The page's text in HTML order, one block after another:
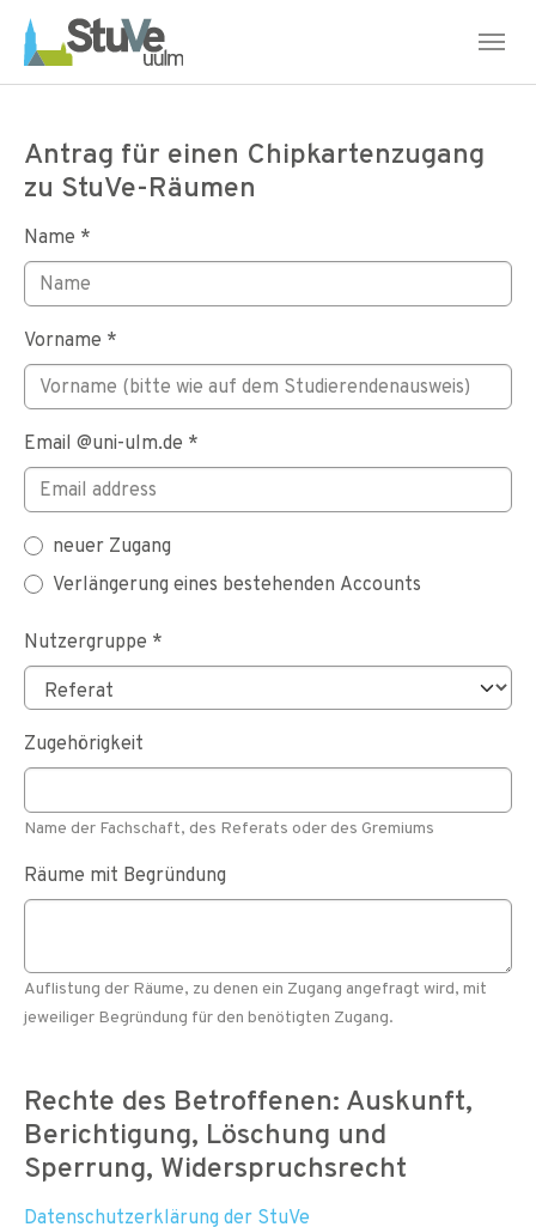
Skip to main navigation
Skip to main content
Skip to page footer
Antrag für einen Chipkartenzugang
zu StuVe-Räumen
Name *
Vorname *
Email @uni-ulm.de *
Zugangsart*
neuer Zugang
Verlängerung eines bestehenden Accounts
Nutzergruppe *
Zugehörigkeit
Name der Fachschaft, des Referats oder des Gremiums
Räume mit Begründung
Auflistung der Räume, zu denen ein Zugang angefragt wird, mit
jeweiliger Begründung für den benötigten Zugang.
Rechte des Betroffenen: Auskunft,
Berichtigung, Löschung und
Sperrung, Widerspruchsrecht
Datenschutzerklärung der StuVe